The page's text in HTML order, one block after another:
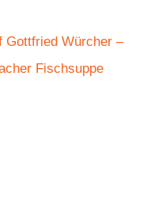
Gottfried Würcher –
Fischsuppe